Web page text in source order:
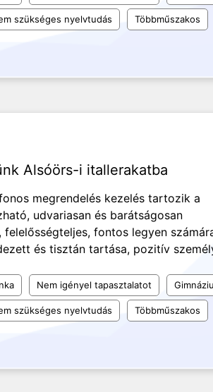
szükséges nyelvtudás Többműszakos
Alsóörs-i itallerakatba
megrendelés kezelés tartozik a
udvariasan és barátságosan
fontos legyen
és tisztán tartása, pozitív
Nem igényel tapasztalatot
szükséges nyelvtudás Többműszakos